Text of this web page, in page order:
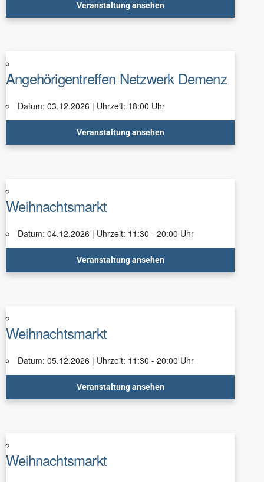
Veranstaltung ansehen
Angehörigentreffen Netzwerk Demenz
Datum: 03.12.2026 | Uhrzeit: 18:00 Uhr
Veranstaltung ansehen
Weihnachtsmarkt
Datum: 04.12.2026 | Uhrzeit: 11:30 - 20:00 Uhr
Veranstaltung ansehen
Weihnachtsmarkt
Datum: 05.12.2026 | Uhrzeit: 11:30 - 20:00 Uhr
Veranstaltung ansehen
Weihnachtsmarkt